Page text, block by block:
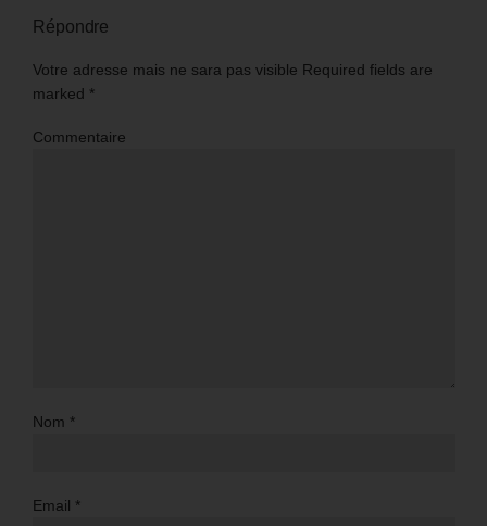
Répondre
Votre adresse mais ne sara pas visible Required fields are
marked *
Commentaire
Nom *
Email *